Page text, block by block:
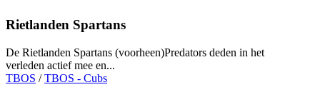
Rietlanden Spartans
De Rietlanden Spartans (voorheen)Predators deden in het
verleden actief mee en...
TBOS /TBOS - Cubs